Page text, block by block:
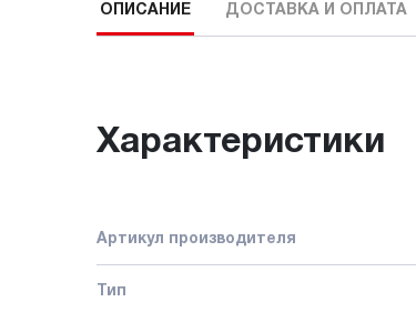
ОПИСАНИЕ ДОСТАВКА И ОПЛАТА
Характеристики
Артикул производителя
Тип